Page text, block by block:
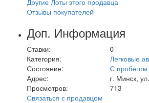
Отзывы покупателей
Доп. Информация
Ставки:
0
Категория:
Легковые
Состояние:
С пробегом
Адрес:
г. Минск,
Просмотров:
713
Связаться с продавцом